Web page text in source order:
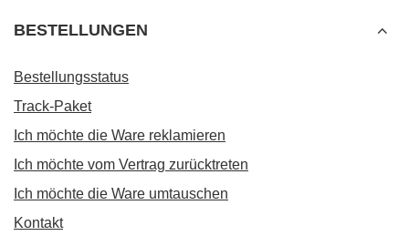
BESTELLUNGEN
Bestellungsstatus
Track-Paket
Ich möchte die Ware reklamieren
Ich möchte vom Vertrag zurücktreten
Ich möchte die Ware umtauschen
Kontakt